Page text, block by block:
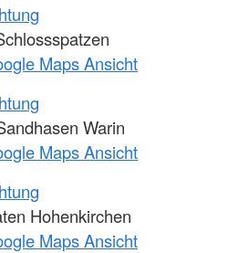
Maps Ansicht
Warin
Maps Ansicht
Hohenkirchen
Maps Ansicht